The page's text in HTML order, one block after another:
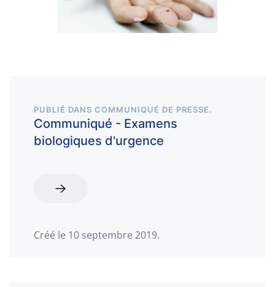
PUBLIÉ DANS COMMUNIQUÉ DE PRESSE.
Communiqué - Examens
biologiques d'urgence
Créé le 10 septembre 2019.